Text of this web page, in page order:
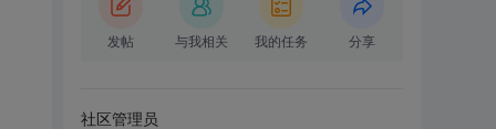
发帖 与我相关 我的任务 分享
社区管理员